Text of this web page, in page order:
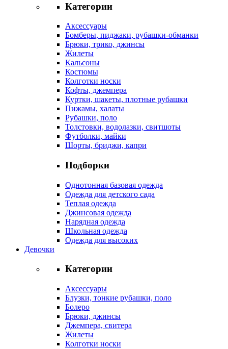
Категории
Аксессуары
Бомберы, пиджаки, рубашки-обманки
Брюки, трико, джинсы
Жилеты
Кальсоны
Костюмы
Колготки носки
Кофты, джемпера
Куртки, шакеты, плотные рубашки
Пижамы, халаты
Рубашки, поло
Толстовки, водолазки, свитшоты
Футболки, майки
Шорты, бриджи, капри
Подборки
Однотонная базовая одежда
Одежда для детского сада
Теплая одежда
Джинсовая одежда
Нарядная одежда
Школьная одежда
Одежда для высоких
Девочки
Категории
Аксессуары
Блузки, тонкие рубашки, поло
Болеро
Брюки, джинсы
Джемпера, свитера
Жилеты
Колготки носки